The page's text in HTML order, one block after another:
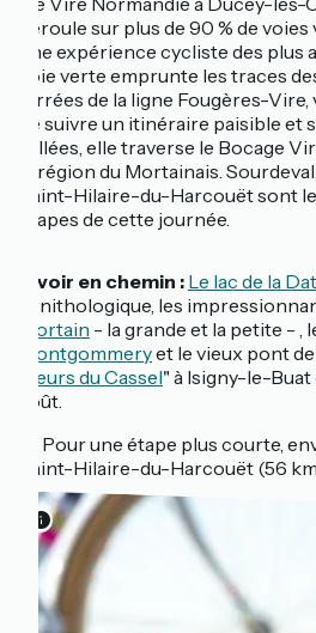
déroule sur plus de 90 % de
une expérience cycliste des plus
voie verte emprunte les traces
ferrées de la ligne Fougères-
de suivre un itinéraire paisible et
vallées, elle traverse le Bocage
la région du Mortainais.
Saint-Hilaire-du-Harcouët sont
étapes de cette journée.
À voir en chemin : Le lac de la
ornithologique, les
Mortain - la grande et la petite - ,
Montgommeryet le vieux pont
Fleurs du Cassel" à Isigny-le-
août.
💡 Pour une étape plus courte,
Saint-Hilaire-du-Harcouët (56